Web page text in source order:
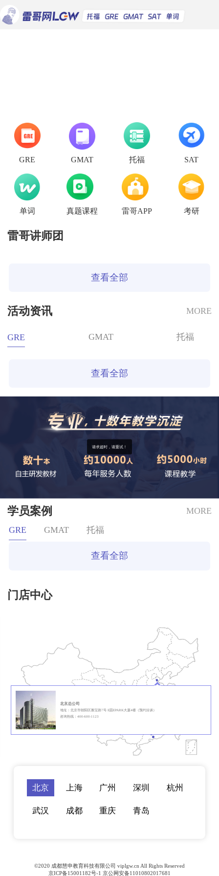
GRE GMAT 托福 SAT
单词 真题课程 雷哥APP 考研
雷哥讲师团
查看全部
活动资讯 MORE
GRE GMAT 托福
查看全部
学员案例
MORE
GRE
GMAT 托福
查看全部
门店中心
北京总公司
地址：北京市朝阳区雅宝路7号 E园EPARK大厦4楼（预约洽谈）
咨询热线：400-600-1123
北京 上海 广州 深圳 杭州
武汉 成都 重庆 青岛
©2020 成都慧申教育科技有限公司 viplgw.cn All Rights Reserved
京ICP备15001182号-1 京公网安备11010802017681
请求超时，请重试！